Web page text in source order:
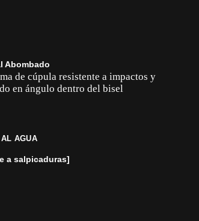
Abombado
de cúpula resistente a impactos y
en ángulo dentro del bisel
AGUA
a salpicaduras]